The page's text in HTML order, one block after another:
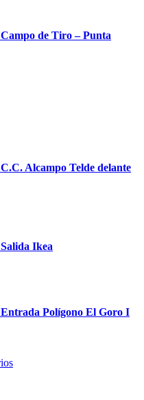
de Tiro – Punta
Alcampo Telde delante
Ikea
Polígono El Goro I